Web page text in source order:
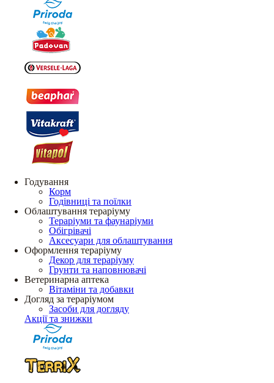
Годування
Корм
Годівниці та поїлки
Облаштування тераріуму
Тераріуми та фаунаріуми
Обігрівачі
Аксесуари для облаштування
Оформлення тераріуму
Декор для тераріуму
Грунти та наповнювачі
Ветеринарна аптека
Вітаміни та добавки
Догляд за тераріумом
Засоби для догляду
Акції та знижки